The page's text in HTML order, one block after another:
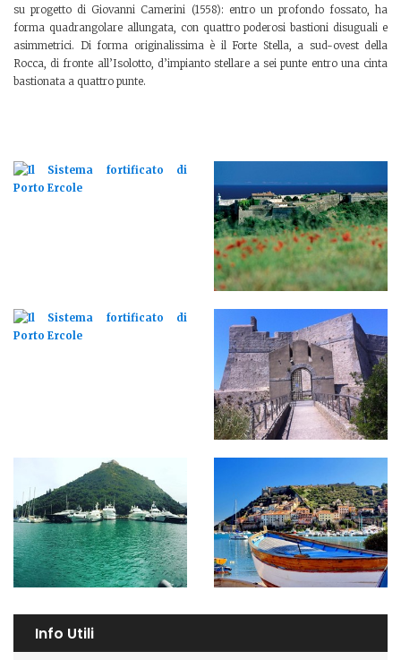
su progetto di Giovanni Camerini (1558): entro un profondo fossato, ha
forma quadrangolare allungata, con quattro poderosi bastioni disuguali e
asimmetrici. Di forma originalissima è il Forte Stella, a sud-ovest della
Rocca, di fronte all’Isolotto, d’impianto stellare a sei punte entro una cinta
bastionata a quattro punte.
Info Utili